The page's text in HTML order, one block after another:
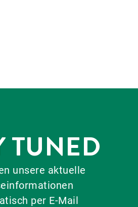
TUNED
unsere aktuelle
per E-Mail